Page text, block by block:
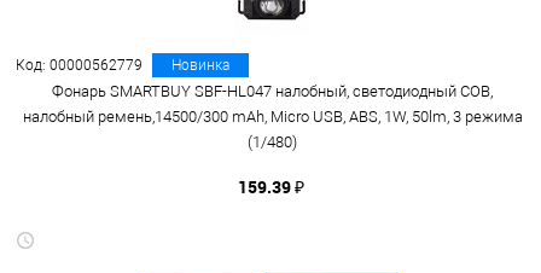
Код: 00000562779 Новинка
Фонарь SMARTBUY SBF-HL047 налобный, светодиодный COB,
налобный ремень,14500/300 mAh, Micro USB, ABS, 1W, 50lm, 3 режима
(1/480)
159.39 ₽